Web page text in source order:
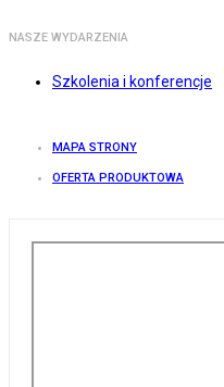
NASZE WYDARZENIA
Szkolenia i konferencje
MAPA STRONY
OFERTA PRODUKTOWA